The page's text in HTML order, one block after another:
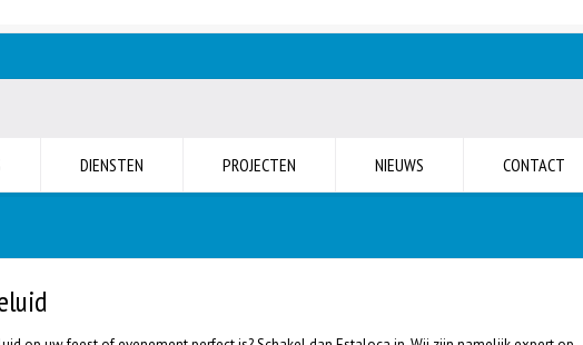
DIENSTEN PROJECTEN NIEUWS CONTACT